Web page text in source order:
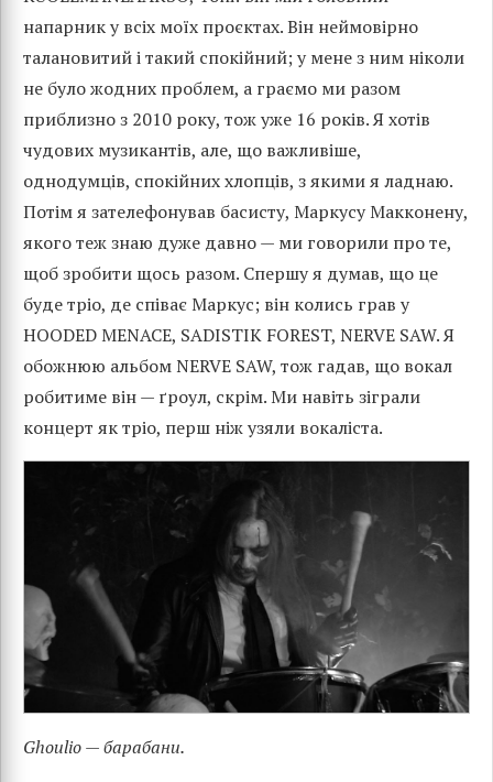
напарник у всіх моїх проєктах. Він неймовірно
талановитий і такий спокійний; у мене з ним ніколи
не було жодних проблем, а граємо ми разом
приблизно з 2010 року, тож уже 16 років. Я хотів
чудових музикантів, але, що важливіше,
однодумців, спокійних хлопців, з якими я ладнаю.
Потім я зателефонував басисту, Маркусу Макконену,
якого теж знаю дуже давно — ми говорили про те,
щоб зробити щось разом. Спершу я думав, що це
буде тріо, де співає Маркус; він колись грав у
HOODED MENACE, SADISTIK FOREST, NERVE SAW. Я
обожнюю альбом NERVE SAW, тож гадав, що вокал
робитиме він — ґроул, скрім. Ми навіть зіграли
концерт як тріо, перш ніж узяли вокаліста.
Ghoulio — барабани.